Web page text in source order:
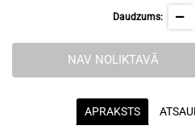
Daudzums:
NAV NOLIKTAVĀ
APRAKSTS